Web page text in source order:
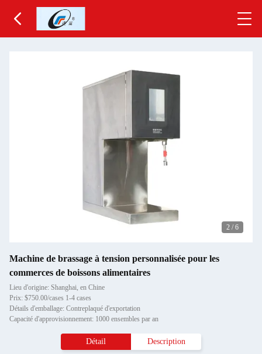
2 / 6
Machine de brassage à tension personnalisée pour les
commerces de boissons alimentaires
Lieu d'origine: Shanghai, en Chine
Prix: $750.00/cases 1-4 cases
Détails d'emballage: Contreplaqué d'exportation
Capacité d'approvisionnement: 1000 ensembles par an
Détail Description